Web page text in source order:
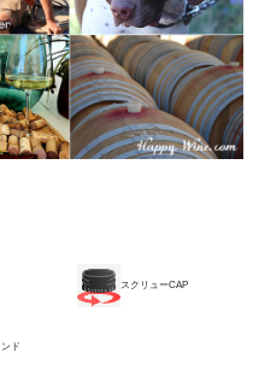
スクリューCAP
ド